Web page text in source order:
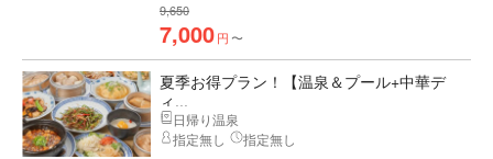
9,650
7,000円 〜
夏季お得プラン！【温泉＆プール+中華デ
ィ...
日帰り温泉
指定無し
指定無し